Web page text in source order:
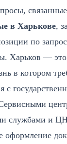
в Харькове,
по
Харьков —
в котором
с
службами и
оформление